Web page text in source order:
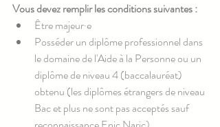
Vous devez remplir les conditions suivantes :
Être majeur·e
Posséder un diplôme professionnel dans
le domaine de l'Aide à la Personne ou un
diplôme de niveau 4 (baccalauréat)
obtenu (les diplômes étrangers de niveau
Bac et plus ne sont pas acceptés sauf